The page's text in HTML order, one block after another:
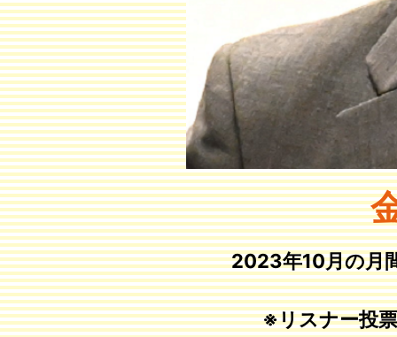
2023年10月の月
※リスナー投